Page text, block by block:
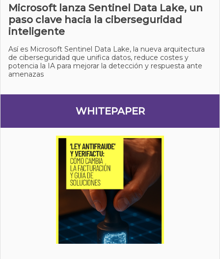
Microsoft lanza Sentinel Data Lake, un
paso clave hacia la ciberseguridad
inteligente
Así es Microsoft Sentinel Data Lake, la nueva arquitectura
de ciberseguridad que unifica datos, reduce costes y
potencia la IA para mejorar la detección y respuesta ante
amenazas
WHITEPAPER